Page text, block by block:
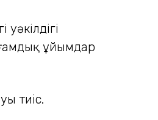
ұйымдар
тиіс.